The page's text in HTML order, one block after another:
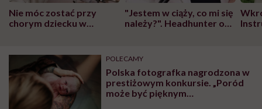
Nie móc zostać przy
chorym dziecku w
może chyba tylko
głupota i brak
wyobraźni"
"Jestem w ciąży, co mi się
należy?". Headhunter o
pracy
POLECAMY
Polska fotografka nagrodzona w
prestiżowym konkursie. „Poród
może być pięknym